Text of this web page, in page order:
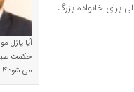
برای خانواده بزرگ
آیا پازل
می شود؟!